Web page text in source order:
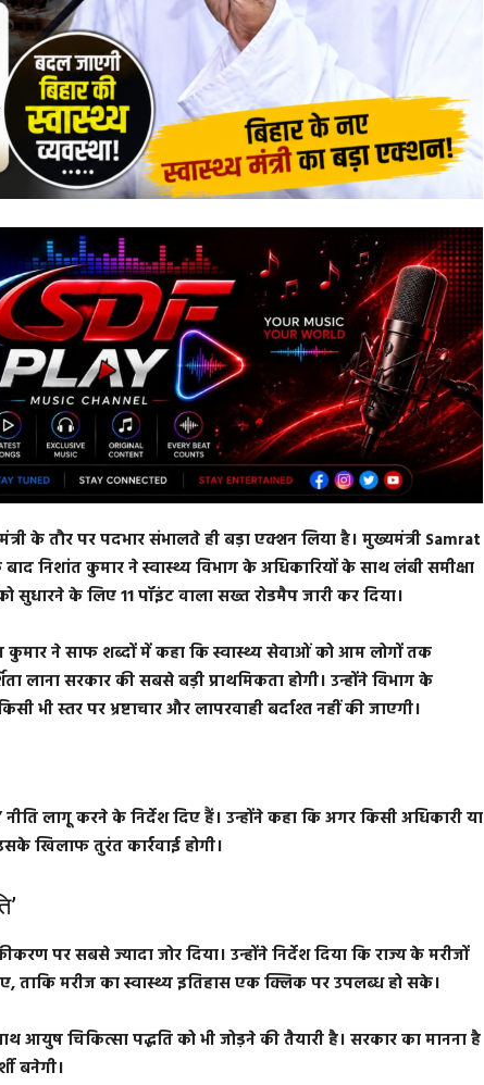
के तौर पर पदभार संभालते ही बड़ा एक्शन लिया है। मुख्यमंत्री Samrat
निशांत कुमार ने स्वास्थ्य विभाग के अधिकारियों के साथ लंबी समीक्षा
सुधारने के लिए 11 पॉइंट वाला सख्त रोडमैप जारी कर दिया।
ने साफ शब्दों में कहा कि स्वास्थ्य सेवाओं को आम लोगों तक
लाना सरकार की सबसे बड़ी प्राथमिकता होगी। उन्होंने विभाग के
भी स्तर पर भ्रष्टाचार और लापरवाही बर्दाश्त नहीं की जाएगी।
नीति लागू करने के निर्देश दिए हैं। उन्होंने कहा कि अगर किसी अधिकारी या
खिलाफ तुरंत कार्रवाई होगी।
पर सबसे ज्यादा जोर दिया। उन्होंने निर्देश दिया कि राज्य के मरीजों
ताकि मरीज का स्वास्थ्य इतिहास एक क्लिक पर उपलब्ध हो सके।
आयुष चिकित्सा पद्धति को भी जोड़ने की तैयारी है। सरकार का मानना है
बनेगी।